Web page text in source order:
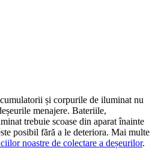
și corpurile de iluminat nu
menajere. Bateriile,
trebuie scoase din aparat înainte
posibil fără a le deteriora. Mai multe
noastre de colectare a deșeurilor.